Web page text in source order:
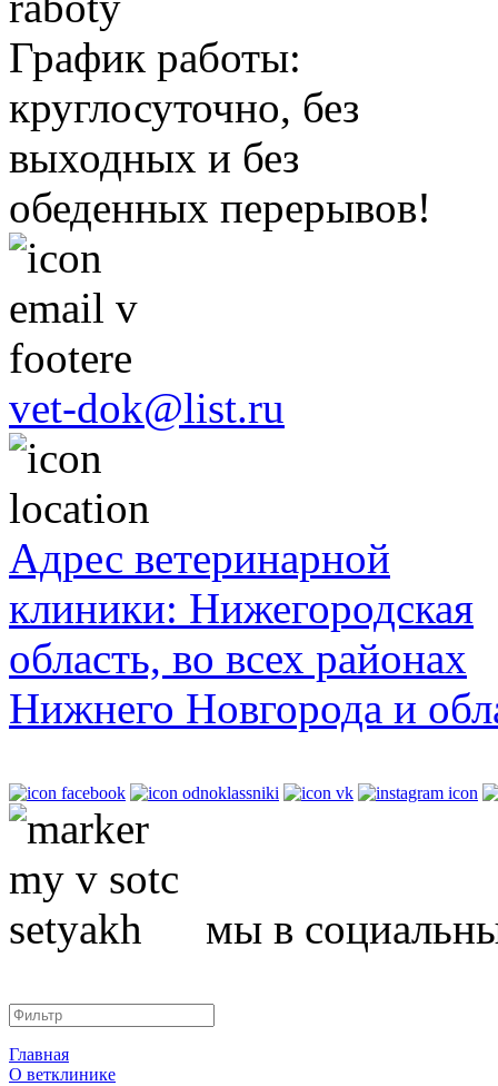
График работы:
круглосуточно, без
выходных и без
обеденных перерывов!
vet-dok@list.ru
Адрес ветеринарной
клиники: Нижегородская
область, во всех районах
Нижнего Новгорода и
мы в
Главная
О ветклинике